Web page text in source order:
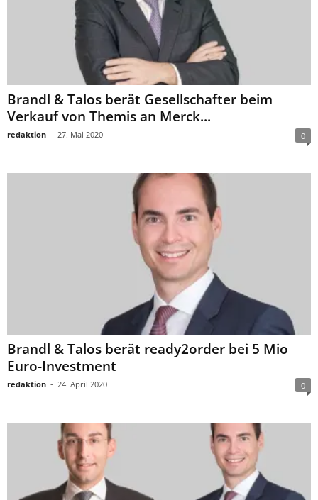
Brandl & Talos berät Gesellschafter beim
Verkauf von Themis an Merck...
redaktion - 27. Mai 2020 0
Brandl & Talos berät ready2order bei 5 Mio
Euro-Investment
redaktion - 24. April 2020 0